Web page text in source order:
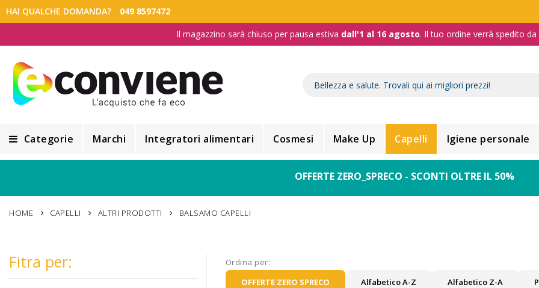
HAI QUALCHE DOMANDA?
049 8597472
Il magazzino sarà chiuso per pausa estiva dall'1 al 16 agosto. Il tuo ordine verrà spedito
Categorie
Alimentazione e Dietetica
Make Up
Marchi Integratori alimentari Cosmesi Make Up Capelli Igiene personale
OFFERTE ZERO_SPRECO - SCONTI OLTRE IL 50%
HOME CAPELLI ALTRI PRODOTTI BALSAMO CAPELLI
Ordina per
OFFERTE ZERO SPRECO
Alfabetico A-Z Alfabetico Z-A
Fitra per: